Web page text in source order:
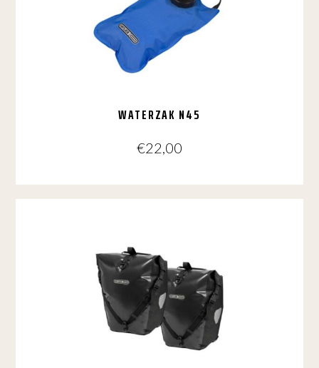
WATERZAK N45
€22,00